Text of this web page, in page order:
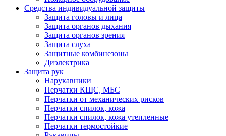
Средства индивидуальной защиты
Защита головы и лица
Защита органов дыхания
Защита органов зрения
Защита слуха
Защитные комбинезоны
Диэлектрика
Защита рук
Нарукавники
Перчатки КЩС, МБС
Перчатки от механических рисков
Перчатки спилок, кожа
Перчатки спилок, кожа утепленные
Перчатки термостойкие